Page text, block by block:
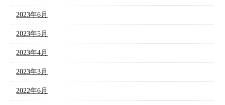
2023年6月
2023年5月
2023年4月
2023年3月
2022年6月